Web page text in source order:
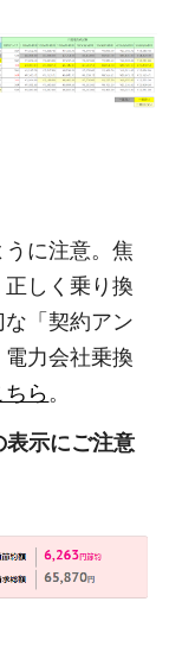
に注意。焦
しく乗り換
「契約アン
力会社乗換
ちら。
表示にご注意